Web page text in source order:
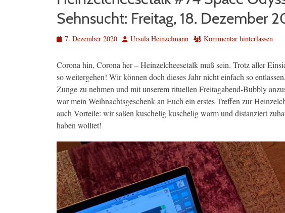
Sehnsucht: Freitag, 18. Dezember
Veröffentlicht
7. Dezember 2020 AutorUrsula Heinzelmann Kommentar hinterlassen
Corona hin, Corona her – Heinzelcheesetalk muß sein. Trotz aller
so weitergehen! Wir können doch dieses Jahr nicht einfach so
Zunge zu nehmen und mit unserem rituellen Freitagabend-Bubbly
war mein Weihnachtsgeschenk an Euch ein erstes Treffen zur
auch Vorteile: wir saßen kuschelig kuschelig warm und distanziert
haben wolltet!